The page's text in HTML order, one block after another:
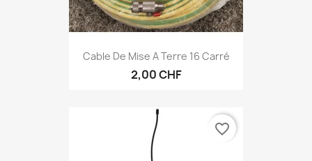
Cable De Mise A Terre 16 Carré
2,00 CHF
favorite_border